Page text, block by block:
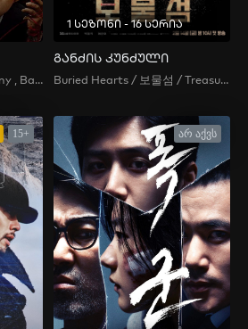
Karma / 악연 / Evil Destiny , Bad Relationship , Ill-Fated Relationship , Akyeon
1 სეზონი - 16 სერია
განძის კუნძული
Buried Hearts / 보물섬 / Treasure Island
15+ არ აქვს